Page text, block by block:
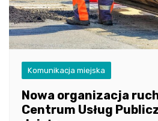
Komunikacja miejska
Nowa organizacja
Centrum Usług